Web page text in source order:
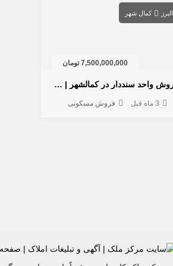
البرز کمال شهر
7,500,000,000 تومان
فروش واحد سنددار در کمالشهر | جهان آرا، باغ زمانی و گلها
3 ماه قبل فروش مسکونی